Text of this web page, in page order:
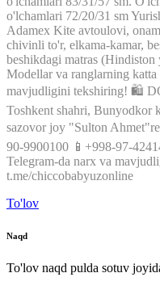
o'lchamlari 72/20/31 sm
Adamex Kite avtoulovi, onam
chivinli to'r, elkama-kamar,
beshikdagi matras (Hindiston
Modellar va ranglarning katta
mavjudligini tekshiring! 🛍
Toshkent shahri, Bunyodkor
sazovor joy "Sulton Ahmet"
90-9900100 📱+998-97-
Telegram-da narx va
t.me/chiccobabyuzonline
To'lov
Naqd
To'lov naqd pulda sotuv